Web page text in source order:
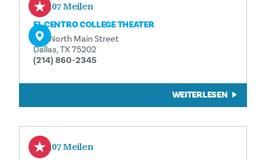
0,07 Meilen
EL CENTRO COLLEGE THEATER
801 North Main Street
Dallas, TX 75202
(214) 860-2345
WEITERLESEN
0,07 Meilen